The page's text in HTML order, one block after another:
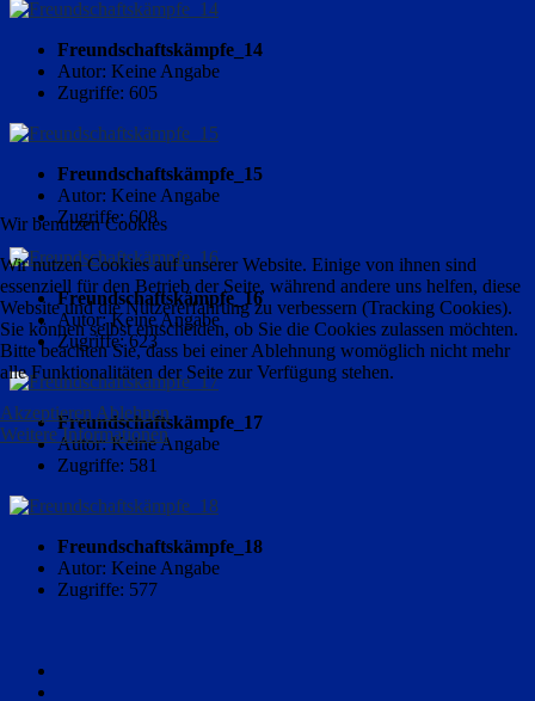
Freundschaftskämpfe_14
Autor: Keine Angabe
Zugriffe: 605
Freundschaftskämpfe_15
Autor: Keine Angabe
Zugriffe: 608
Freundschaftskämpfe_16
Autor: Keine Angabe
Zugriffe: 623
Freundschaftskämpfe_17
Autor: Keine Angabe
Zugriffe: 581
Freundschaftskämpfe_18
Autor: Keine Angabe
Zugriffe: 577
Wir benutzen Cookies
Wir nutzen Cookies auf unserer Website. Einige von ihnen sind
essenziell für den Betrieb der Seite, während andere uns helfen, diese
Website und die Nutzererfahrung zu verbessern (Tracking Cookies).
Sie können selbst entscheiden, ob Sie die Cookies zulassen möchten.
Bitte beachten Sie, dass bei einer Ablehnung womöglich nicht mehr
alle Funktionalitäten der Seite zur Verfügung stehen.
Akzeptieren Ablehnen
Weitere Informationen